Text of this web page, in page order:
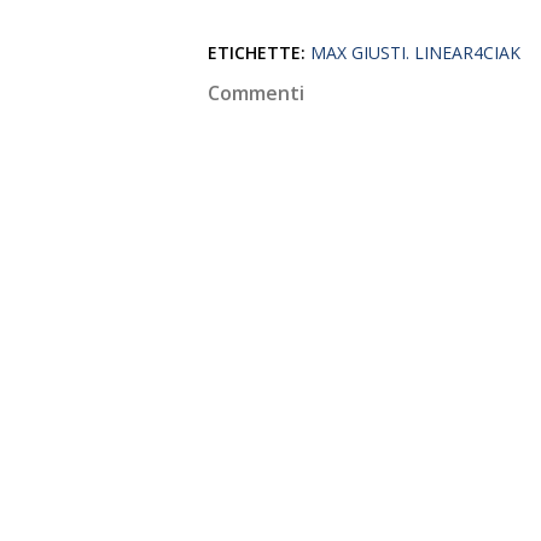
ETICHETTE: MAX GIUSTI. LINEAR4CIAK
Commenti